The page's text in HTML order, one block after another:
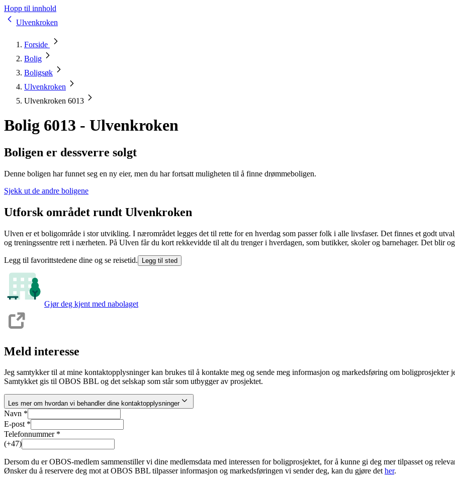
Hopp til innhold
Ulvenkroken
Forside
Bolig
Boligsøk
Ulvenkroken
Ulvenkroken 6013
Bolig 6013 - Ulvenkroken
Boligen er dessverre solgt
Denne boligen har funnet seg en ny eier, men du har fortsatt muligheten til å finne drømmeboligen.
Sjekk ut de andre boligene
Utforsk området rundt Ulvenkroken
Ulven er et boligområde i stor utvikling. I nærområdet legges det til rette for en hverdag som passer folk i alle livsfaser. Det finnes et godt
og treningssentre rett i nærheten. På Ulven får du kort rekkevidde til alt du trenger i hverdagen, som butikker, skoler og barnehager. Det blir
Legg til favorittstedene dine og se reisetid. Legg til sted
Gjør deg kjent med nabolaget
Meld interesse
Jeg samtykker til at mine kontaktopplysninger kan brukes til å kontakte meg og sende meg informasjon og markedsføring om boligprosjekter
Samtykket gis til OBOS BBL og det selskap som står som utbygger av prosjektet.
Les mer om hvordan vi behandler dine kontaktopplysninger
Navn *
E-post *
Telefonnummer *
(+47)
Dersom du er OBOS-medlem sammenstiller vi dine medlemsdata med interessen for boligprosjektet, for å kunne gi deg mer tilpasset og
Ønsker du å reservere deg mot at OBOS BBL tilpasser informasjon og markedsføringen vi sender deg, kan du gjøre dether.